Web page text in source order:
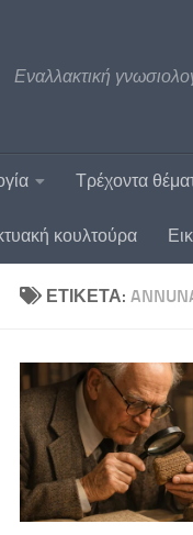
Εναλλακτική
Τρέχοντα
κουλτούρα
ΕΤΙΚΈΤΑ: